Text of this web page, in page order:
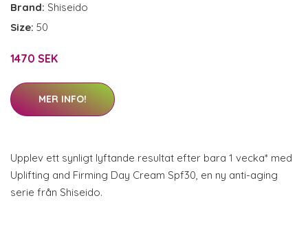
Brand: Shiseido
Size: 50
1470 SEK
MER INFO!
Upplev ett synligt lyftande resultat efter bara 1 vecka* med
Uplifting and Firming Day Cream Spf30, en ny anti-aging
serie från Shiseido.